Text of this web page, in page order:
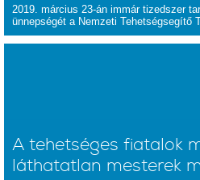
2019. március 23-án immár tizedszer
ünnepségét a Nemzeti Tehetségsegítő
A tehetséges fiatalok
láthatatlan mesterek